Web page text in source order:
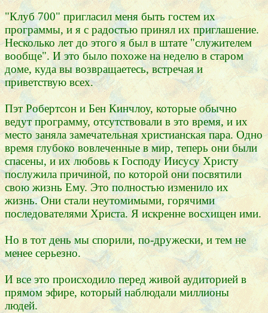
"Клуб 700" пригласил меня быть гостем их
программы, и я с радостью принял их приглашение.
Несколько лет до этого я был в штате "служителем
вообще". И это было похоже на неделю в старом
доме, куда вы возвращаетесь, встречая и
приветствую всех.
Пэт Робертсон и Бен Кинчлоу, которые обычно
ведут программу, отсутствовали в это время, и их
место заняла замечательная христианская пара. Одно
время глубоко вовлеченные в мир, теперь они были
спасены, и их любовь к Господу Иисусу Христу
послужила причиной, по которой они посвятили
свою жизнь Ему. Это полностью изменило их
жизнь. Они стали неутомимыми, горячими
последователями Христа. Я искренне восхищен ими.
Но в тот день мы спорили, по-дружески, и тем не
менее серьезно.
И все это происходило перед живой аудиторией в
прямом эфире, который наблюдали миллионы
людей.